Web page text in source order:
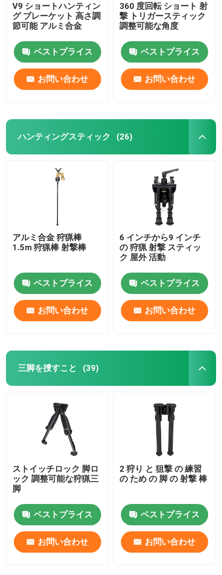
掛かるブラケット
多機能ブラケット
携帯用立場
V9 ショートハンティン
グ ブレーケット 高さ調
節可能 アルミ合金
ベストプライス
お問い合わせ
360 度回転 ショート 射
撃 トリガースティック
調整可能な角度
ベストプライス
お問い合わせ
ハンティングスティック (26)
アルミ合金 狩猟棒
1.5m 狩猟棒 射撃棒
ベストプライス
お問い合わせ
6 インチから9 インチ
の 狩猟 射撃 スティッ
ク 屋外 活動
ベストプライス
お問い合わせ
三脚を捜すこと (39)
ストイッチロック 脚ロ
ック 調整可能な狩猟三
脚
ベストプライス
お問い合わせ
2 狩り と 狙撃 の 練習
の ため の 脚 の 射撃 棒
ベストプライス
お問い合わせ